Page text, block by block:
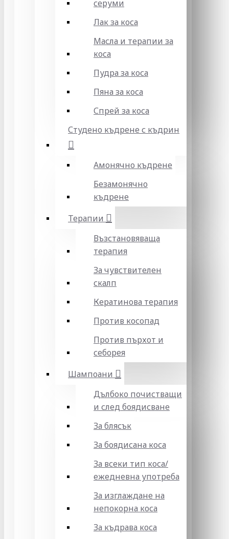
серуми
Лак за коса
Масла и терапии за
коса
Пудра за коса
Пяна за коса
Спрей за коса
Студено къдрене с къдрин
Амонячно къдрене
Безамонячно
къдрене
Терапии
Възстановяваща
терапия
За чувствителен
скалп
Кератинова терапия
Против косопад
Против пърхот и
себорея
Шампоани
Дълбоко почистващи
и след боядисване
За блясък
За боядисана коса
За всеки тип коса/
ежедневна употреба
За изглаждане на
непокорна коса
За къдрава коса